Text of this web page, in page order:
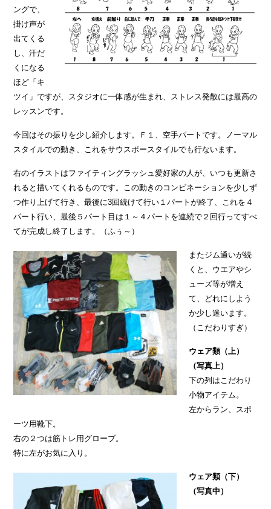
ングで、
掛け声が
出てくる
し、汗だ
くになる
ほど「キ
ツイ」ですが、スタジオに一体感が生まれ、ストレス発散には最高の
レッスンです。
今回はその振りを少し紹介します。Ｆ１、空手パートです。ノーマル
スタイルでの動き、これをサウスポースタイルでも行ないます。
右のイラストはファイティングラッシュ愛好家の人が、いつも更新さ
れると描いてくれるものです。この動きのコンビネーションを少しず
つ作り上げて行き、最後に3回続けて行い１パートが終了、これを４
パート行い、最後５パート目は１～４パートを連続で２回行ってすべ
てが完成し終了します。（ふぅ～）
またジム通いが続
くと、ウエアやシ
ューズ等が増え
て、どれにしよう
か少し迷います。
（こだわりすぎ）
ウェア類（上）
（写真上）
下の列はこだわり
小物アイテム。
左からラン、スポ
ーツ用靴下。
右の２つは筋トレ用グローブ。
特に左がお気に入り。
ウェア類（下）
（写真中）